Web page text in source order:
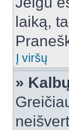
laiką,
Į viršų
»